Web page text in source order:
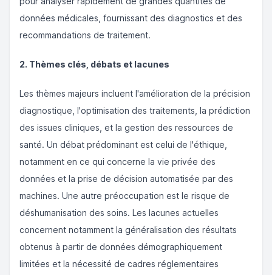
données médicales, fournissant des diagnostics et des
recommandations de traitement.
2. Thèmes clés, débats et lacunes
Les thèmes majeurs incluent l'amélioration de la précision
diagnostique, l'optimisation des traitements, la prédiction
des issues cliniques, et la gestion des ressources de
santé. Un débat prédominant est celui de l'éthique,
notamment en ce qui concerne la vie privée des
données et la prise de décision automatisée par des
machines. Une autre préoccupation est le risque de
déshumanisation des soins. Les lacunes actuelles
concernent notamment la généralisation des résultats
obtenus à partir de données démographiquement
limitées et la nécessité de cadres réglementaires